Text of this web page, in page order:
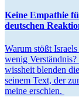
Keine Empathie
deutschen
Warum stößt
wenig
wissheit blenden
seinem Text, der
meine erschien.